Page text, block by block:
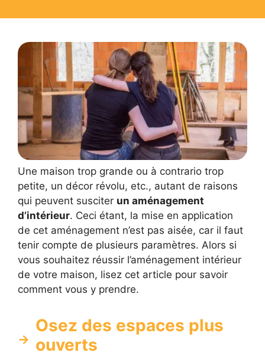
Une maison trop grande ou à contrario trop
petite, un décor révolu, etc., autant de raisons
qui peuvent susciter un aménagement
d’intérieur. Ceci étant, la mise en application
de cet aménagement n’est pas aisée, car il faut
tenir compte de plusieurs paramètres. Alors si
vous souhaitez réussir l’aménagement intérieur
de votre maison, lisez cet article pour savoir
comment vous y prendre.
Osez des espaces plus
ouverts